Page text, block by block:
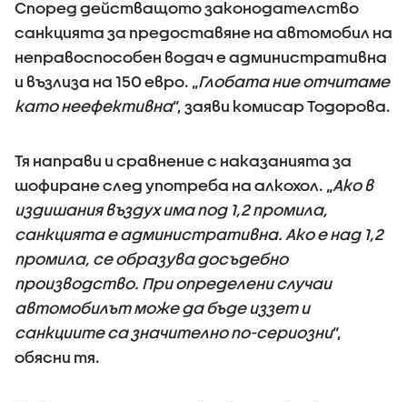
Според действащото законодателство
санкцията за предоставяне на автомобил на
неправоспособен водач е административна
и възлиза на 150 евро. „Глобата ние отчитаме
като неефективна“, заяви комисар Тодорова.
Тя направи и сравнение с наказанията за
шофиране след употреба на алкохол. „Ако в
издишания въздух има под 1,2 промила,
санкцията е административна. Ако е над 1,2
промила, се образува досъдебно
производство. При определени случаи
автомобилът може да бъде иззет и
санкциите са значително по-сериозни“,
обясни тя.